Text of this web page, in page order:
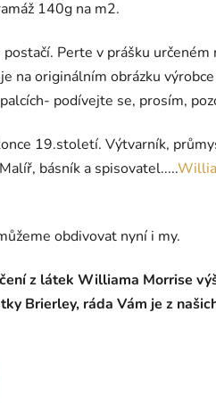
140g na m2.
Perte v prášku určeném
na originálním obrázku výrobce
podívejte se, prosím,
19.století. Výtvarník,
básník a spisovatel.....
obdivovat nyní i my.
z látek Williama Morrise
Brierley, ráda Vám je z